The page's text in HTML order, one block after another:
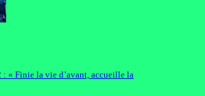
« Finie la vie d’avant, accueille la